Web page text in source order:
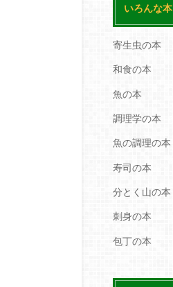
いろんな本
寄生虫の本
和食の本
魚の本
調理学の本
魚の調理の本
寿司の本
分とく山の本
刺身の本
包丁の本